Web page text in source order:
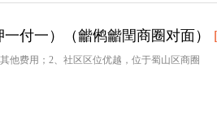
付一）（龤鸺龤閏商圈对面）
他费用；2、社区区位优越，位于蜀山区商圈